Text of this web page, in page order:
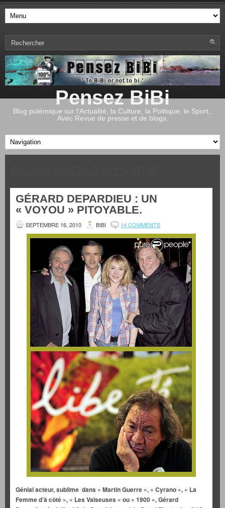
Pensez BiBi
Blog polémique sur l'Actualité, la Culture, la Politique, le Sport,.
Avec Revue de presse et de blogs.
GÉRARD DEPARDIEU : UN
« VOYOU » PITOYABLE.
SEPTEMBRE 16, 2010 BIBI 14 COMMENTS
Génial acteur, sublime dans « Martin Guerre », « Cyrano », « La
Femme d’à côté », « Les Valseuses » ou « 1900 », Gérard